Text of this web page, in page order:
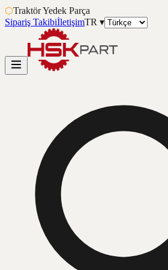
⬡Traktör Yedek Parça
Sipariş TakibiİletişimTR ▾